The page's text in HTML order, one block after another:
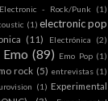
Electronic - Rock/Punk
(1)
(1) electronic pop
(11) Electrónica (2)
Emo (89) Emo Pop (1)
rock (5) entrevistas (1)
(1) Experimental